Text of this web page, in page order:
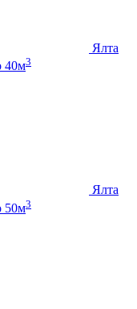
Ялта
40м3
Ялта
50м3